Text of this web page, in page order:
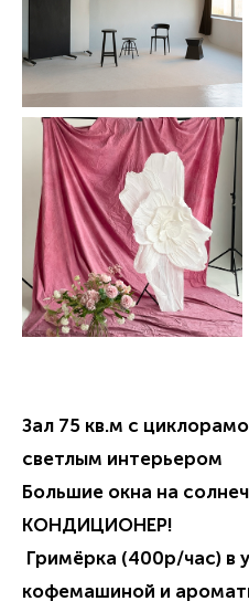
Зал 75 кв.м с
светлым интерьером
Большие окна на
КОНДИЦИОНЕР!
Гримёрка (400р/час) в
кофемашиной и